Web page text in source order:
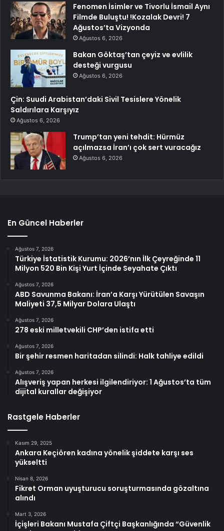
Fenomen İsimler ve Tivorlu İsmail Aynı
Filmde Buluştu! !Kozalak Devri! 7
Ağustos’ta Vizyonda
Ağustos 6, 2026
Bakan Göktaş’tan çeyiz ve evlilik
desteği vurgusu
Ağustos 6, 2026
Çin: Suudi Arabistan’daki Sivil Tesislere Yönelik
Saldırılara Karşıyız
Ağustos 6, 2026
Trump’tan yeni tehdit: Hürmüz
açılmazsa İran’ı çok sert vuracağız
Ağustos 6, 2026
En Güncel Haberler
Ağustos 7, 2026
Türkiye İstatistik Kurumu: 2026’nın İlk Çeyreğinde 11
Milyon 520 Bin Kişi Yurt İçinde Seyahate Çıktı
Ağustos 7, 2026
ABD Savunma Bakanı: İran’a Karşı Yürütülen Savaşın
Maliyeti 37,5 Milyar Dolara Ulaştı
Ağustos 7, 2026
278 eski milletvekili CHP’den istifa etti
Ağustos 7, 2026
Bir şehir resmen haritadan silindi: Halk tahliye edildi
Ağustos 7, 2026
Alışveriş yapan herkesi ilgilendiriyor: 1 Ağustos’ta tüm
dijital kurallar değişiyor
Rastgele Haberler
Kasım 29, 2025
Ankara Keçiören kadına yönelik şiddete karşı ses
yükseltti
Nisan 8, 2026
Fikret Orman uyuşturucu soruşturmasında gözaltına
alındı
Mart 3, 2026
İçişleri Bakanı Mustafa Çiftçi Başkanlığında “Güvenlik